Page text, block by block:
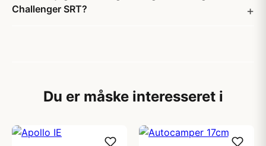
Challenger SRT?
Du er måske interesseret i